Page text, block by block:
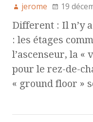
jerome 19
Different : Il n’y
: les étages
l’ascenseur, la «
pour le rez-de-
« ground floor »